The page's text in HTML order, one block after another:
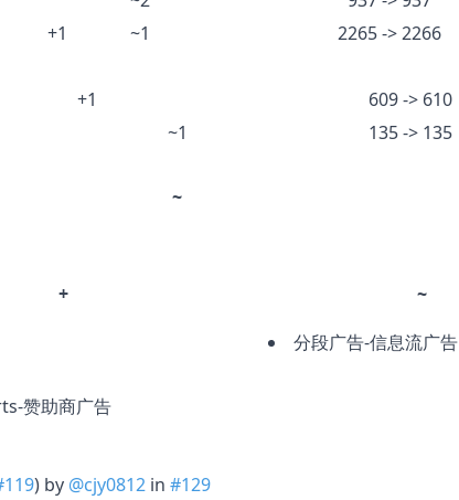
+1 ~1
2265 -> 2266
+1
609 -> 610
~1
135 -> 135
~
+
~
分段广告-信息流广告
赞助商广告
) by @cjy0812 in #129